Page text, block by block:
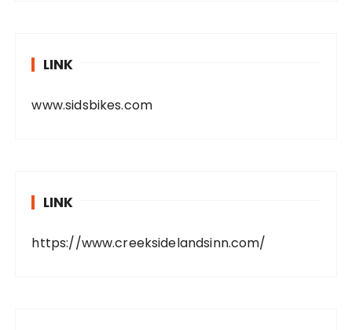
LINK
www.sidsbikes.com
LINK
https://www.creeksidelandsinn.com/